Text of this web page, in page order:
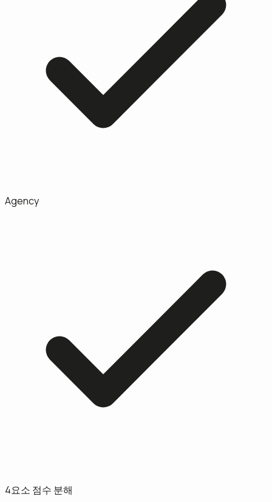
Agency
4요소 점수 분해